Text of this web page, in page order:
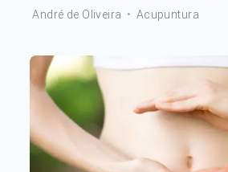
André de Oliveira • Acupuntura